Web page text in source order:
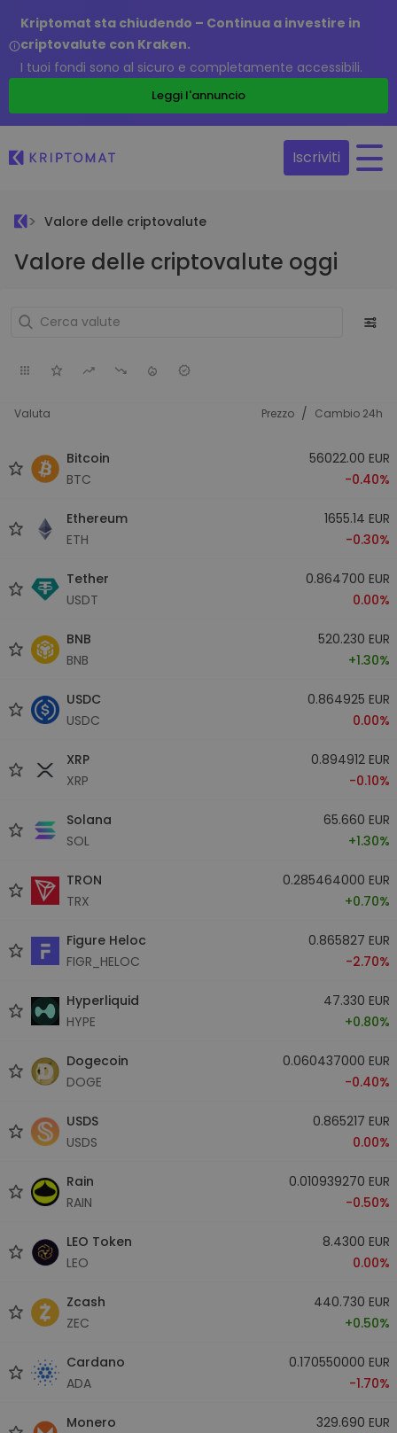
Kriptomat sta chiudendo – Continua a investire in
criptovalute con Kraken.
I tuoi fondi sono al sicuro e completamente accessibili.
Leggi l'annuncio
Iscriviti
Valore delle criptovalute
Valore delle criptovalute oggi
Valuta Prezzo / Cambio 24h
Bitcoin
BTC
56022.00 EUR
-0.40%
Ethereum
ETH
1655.14 EUR
-0.30%
Tether
USDT
0.864700 EUR
0.00%
BNB
BNB
520.230 EUR
+1.30%
USDC
USDC
0.864925 EUR
0.00%
XRP
XRP
0.894912 EUR
-0.10%
Solana
SOL
65.660 EUR
+1.30%
TRON
TRX
0.285464000 EUR
+0.70%
Figure Heloc
FIGR_HELOC
0.865827 EUR
-2.70%
Hyperliquid
HYPE
47.330 EUR
+0.80%
Dogecoin
DOGE
0.060437000 EUR
-0.40%
USDS
USDS
0.865217 EUR
0.00%
Rain
RAIN
0.010939270 EUR
-0.50%
LEO Token
LEO
8.4300 EUR
0.00%
Zcash
ZEC
440.730 EUR
+0.50%
Cardano
ADA
0.170550000 EUR
-1.70%
Monero
329.690 EUR